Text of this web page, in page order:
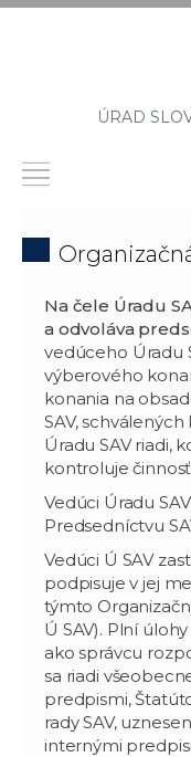
ÚRAD
Na čele Úradu
a odvoláva
vedúceho Úradu
výberového
konania na
SAV,
Úradu SAV riadi,
kontroluje činnosť
Vedúci Úradu
Predsedníctvu
Vedúci Ú SAV
podpisuje v jej
týmto
Ú SAV). Plní
ako správcu
sa riadi
predpismi,
rady SAV,
internými